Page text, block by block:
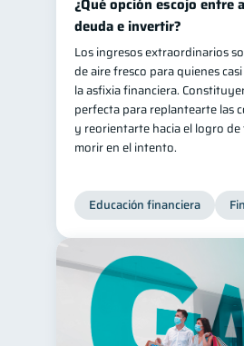
¿Qué opción escojo entre
deuda e invertir?
Los ingresos extraordinarios
de aire fresco para quienes
la asfixia financiera.
perfecta para replantearte las
y reorientarte hacia el logro de
morir en el intento.
Educación financiera